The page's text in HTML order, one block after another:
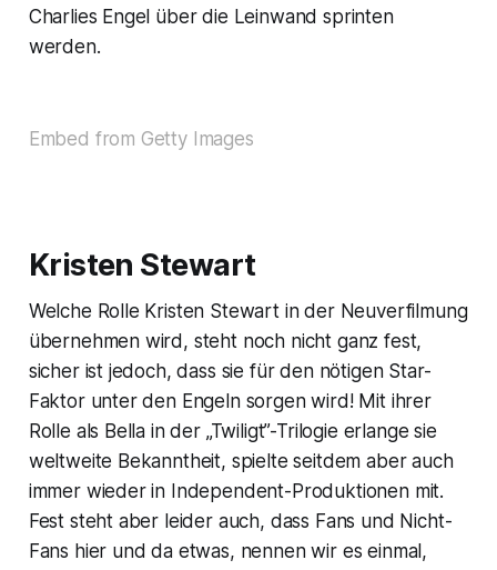
Charlies Engel über die Leinwand sprinten
werden.
Embed from Getty Images
Kristen Stewart
Welche Rolle Kristen Stewart in der Neuverfilmung
übernehmen wird, steht noch nicht ganz fest,
sicher ist jedoch, dass sie für den nötigen Star-
Faktor unter den Engeln sorgen wird! Mit ihrer
Rolle als Bella in der „Twiligt”-Trilogie erlange sie
weltweite Bekanntheit, spielte seitdem aber auch
immer wieder in Independent-Produktionen mit.
Fest steht aber leider auch, dass Fans und Nicht-
Fans hier und da etwas, nennen wir es einmal,